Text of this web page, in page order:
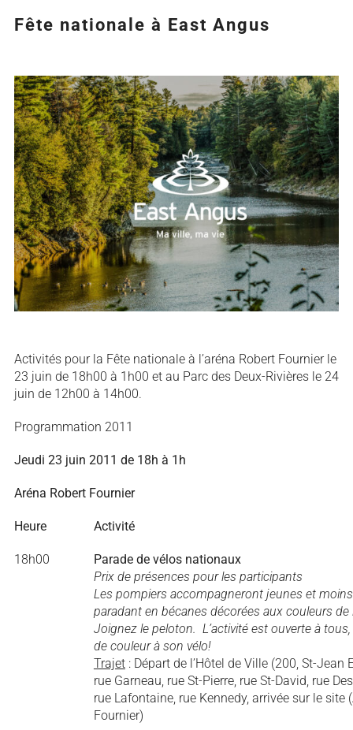
Fête nationale à East Angus
Agrandir
l&apos;image
Activités pour la Fête nationale à l’aréna Robert Fournier le
23 juin de 18h00 à 1h00 et au Parc des Deux-Rivières le 24
juin de 12h00 à 14h00.
Programmation 2011
Jeudi 23 juin 2011 de 18h à 1h
Aréna Robert Fournier
Heure Activité
18h00
Parade de vélos nationaux
Prix de présences pour les participants
Les pompiers accompagneront jeunes et
paradant en bécanes décorées aux couleurs
Joignez le peloton. L’activité est ouverte à tous,
de couleur à son vélo!
Trajet: Départ de l’Hôtel de Ville (200, St-Jean
rue Garneau, rue St-Pierre, rue St-David, rue
rue Lafontaine, rue Kennedy, arrivée sur le site
Fournier)